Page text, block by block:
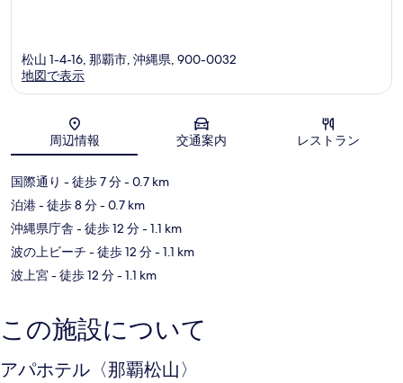
地図
松山 1-4-16, 那覇市, 沖縄県, 900-0032
地図で表示
周辺情報 交通案内 レストラン
国際通り - 徒歩 7 分- 0.7 km
泊港- 徒歩 8 分- 0.7 km
沖縄県庁舎 - 徒歩 12 分- 1.1 km
波の上ビーチ - 徒歩 12 分- 1.1 km
波上宮- 徒歩 12 分- 1.1 km
この施設について
アパホテル〈那覇松山〉